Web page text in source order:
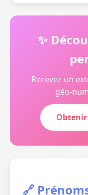
✨
Recevez un
géo-
🔗